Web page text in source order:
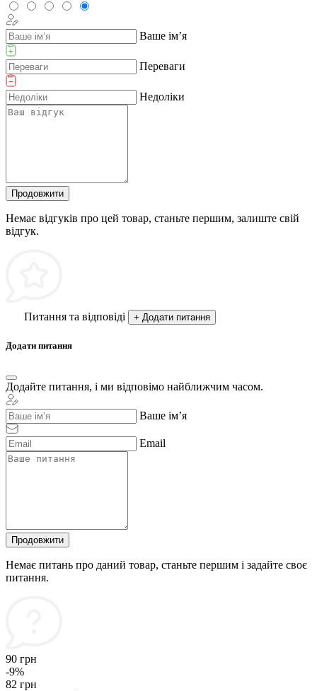
Ваше ім’я
Переваги
Недоліки
Продовжити
Немає відгуків про цей товар, станьте першим, залиште свій
відгук.
Питання та відповіді + Додати питання
Додати питання
Додайте питання, і ми відповімо найближчим часом.
Ваше ім’я
Email
Продовжити
Немає питань про даний товар, станьте першим і задайте своє
питання.
90 грн
-9%
82 грн